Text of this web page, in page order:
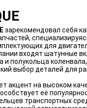
зарекомендовал себя
для
входят шатунные
полукольца
выбор деталей для
акцент на высоком
её
транспортных